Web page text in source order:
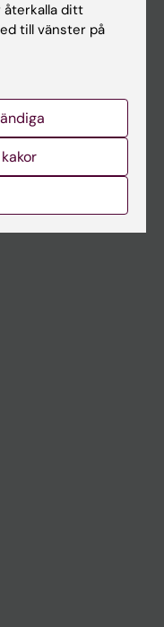
återkalla ditt
till vänster på